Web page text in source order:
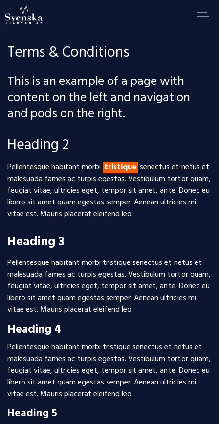
Terms & Conditions
This is an example of a page with
content on the left and navigation
and pods on the right.
Heading 2
Pellentesque habitant morbi tristique senectus et netus et
malesuada fames ac turpis egestas. Vestibulum tortor quam,
feugiat vitae, ultricies eget, tempor sit amet, ante. Donec eu
libero sit amet quam egestas semper. Aenean ultricies mi
vitae est. Mauris placerat eleifend leo.
Heading 3
Pellentesque habitant morbi tristique senectus et netus et
malesuada fames ac turpis egestas. Vestibulum tortor quam,
feugiat vitae, ultricies eget, tempor sit amet, ante. Donec eu
libero sit amet quam egestas semper. Aenean ultricies mi
vitae est. Mauris placerat eleifend leo.
Heading 4
Pellentesque habitant morbi tristique senectus et netus et
malesuada fames ac turpis egestas. Vestibulum tortor quam,
feugiat vitae, ultricies eget, tempor sit amet, ante. Donec eu
libero sit amet quam egestas semper. Aenean ultricies mi
vitae est. Mauris placerat eleifend leo.
Heading 5